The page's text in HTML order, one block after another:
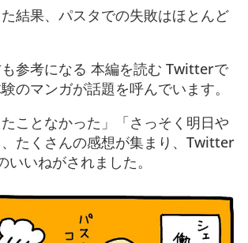
結果、パスタでの失敗はほとんど
参考になる 本編を読む Twitterで
のマンガが話題を呼んでいます。
たことなかった」「さっそく明日や
たくさんの感想が集まり、Twitter
いねがされました。